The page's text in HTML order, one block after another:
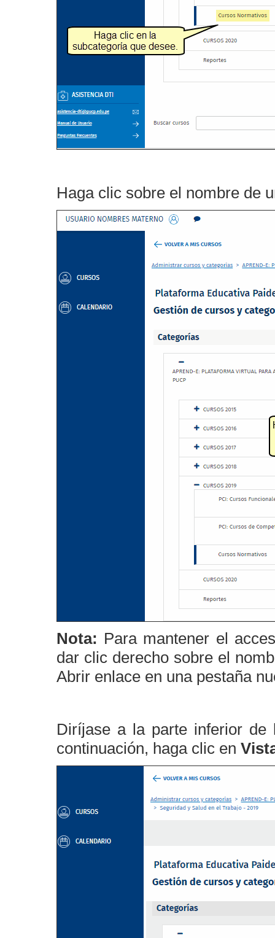
Haga clic sobre el nombre de
Nota: Para mantener el
dar clic derecho sobre el
Abrir enlace en una pestaña
Diríjase a la parte inferior de
continuación, haga clic en